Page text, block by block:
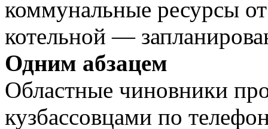
коммунальные ресурсы
котельной —
Одним абзацем
Областные чиновники
кузбассовцами по